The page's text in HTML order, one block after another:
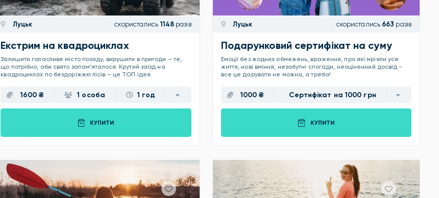
Луцьк скористались 1148 разів
Екстрим на квадроциклах
Залишити галасливе місто позаду, вирушити в пригоди – те,
що потрібно, аби свято запам’яталося. Крутий заїзд на
квадроциклах по бездоріжжю лісів – це ТОП ідея.
1600 ₴ 1 особа 1 год
КУПИТИ
Луцьк скористались 663 разів
Подарунковий сертифікат на суму
Емоції без жодних обмежень, враження, про які мріяли усе
життя, нові вміння, незабутні спогади, неоціненний досвід -
все це дарувати не можна, а треба!
1000 ₴ Сертифікат на 1000 грн
КУПИТИ